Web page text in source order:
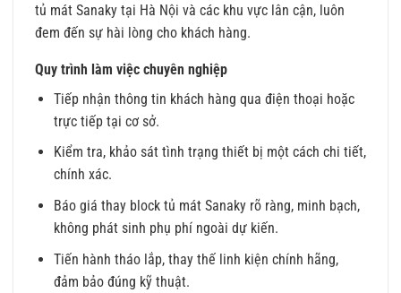
tủ mát Sanaky tại Hà Nội và các khu vực lân cận, luôn
đem đến sự hài lòng cho khách hàng.
Quy trình làm việc chuyên nghiệp
Tiếp nhận thông tin khách hàng qua điện thoại hoặc
trực tiếp tại cơ sở.
Kiểm tra, khảo sát tình trạng thiết bị một cách chi tiết,
chính xác.
Báo giá thay block tủ mát Sanaky rõ ràng, minh bạch,
không phát sinh phụ phí ngoài dự kiến.
Tiến hành tháo lắp, thay thế linh kiện chính hãng,
đảm bảo đúng kỹ thuật.